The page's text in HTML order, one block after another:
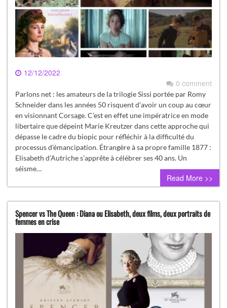
12/12/2022
0 comment
Parlons net : les amateurs de la trilogie Sissi portée par Romy
Schneider dans les années 50 risquent d’avoir un coup au cœur
en visionnant Corsage. C’est en effet une impératrice en mode
libertaire que dépeint Marie Kreutzer dans cette approche qui
dépasse le cadre du biopic pour réfléchir à la difficulté du
processus d’émancipation. Étrangère à sa propre famille 1877 :
Elisabeth d’Autriche s’apprête à célébrer ses 40 ans. Un
séisme…
Read More >>
Spencer vs The Queen : Diana ou Elisabeth, deux films, deux portraits de
femmes en crise